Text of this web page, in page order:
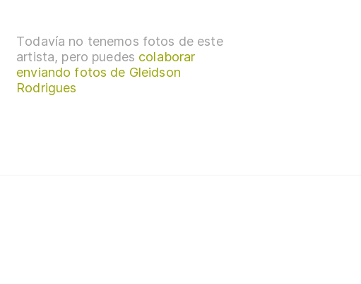
Todavía no tenemos fotos de este
artista, pero puedes colaborar
enviando fotos de Gleidson
Rodrigues